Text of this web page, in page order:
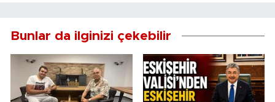
Bunlar da ilginizi çekebilir